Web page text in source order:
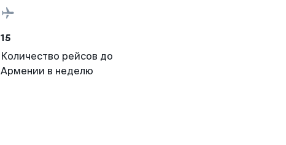
15
Количество рейсов до
Армении в неделю